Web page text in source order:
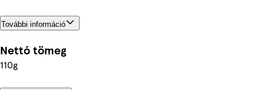
További információ
Nettó tömeg
110g